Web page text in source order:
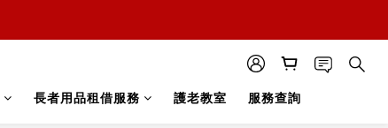
長者用品租借服務 護老教室 服務查詢